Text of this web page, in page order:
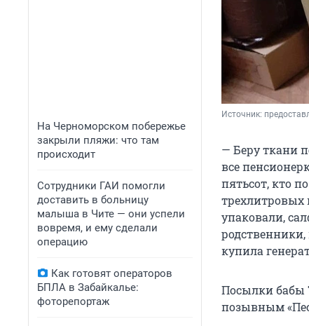
На Черноморском побережье
закрыли пляжи: что там
происходит
Сотрудники ГАИ помогли
доставить в больницу
малыша в Чите — они успели
вовремя, и ему сделали
операцию
Как готовят операторов
БПЛА в Забайкалье:
фоторепортаж
Источник:
— Беру ткани
все
пятьсот, кто
трехлитровых
упаковали,
родственники,
купила
Посылки бабы
позывным